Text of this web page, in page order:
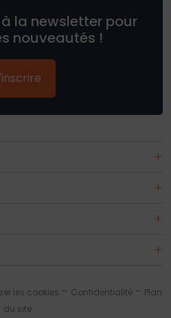
la newsletter pour
nouveautés !
les cookies Confidentialité
Plan
du site